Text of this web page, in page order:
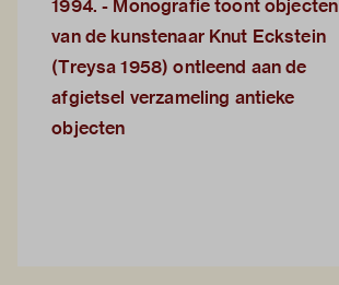
1994. - Monografie toont objecten
van de kunstenaar Knut Eckstein
(Treysa 1958) ontleend aan de
afgietsel verzameling antieke
objecten